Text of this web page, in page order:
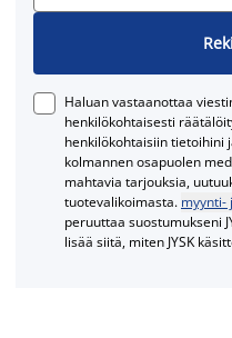
Haluan vastaanottaa
henkilökohtaisesti
henkilökohtaisiin tietoihini
kolmannen osapuolen
mahtavia tarjouksia,
tuotevalikoimasta. myynti-
peruuttaa suostumukseni
lisää siitä, miten JYSK